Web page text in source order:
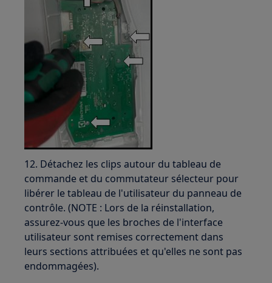
12. Détachez les clips autour du tableau de
commande et du commutateur sélecteur pour
libérer le tableau de l'utilisateur du panneau de
contrôle. (NOTE : Lors de la réinstallation,
assurez-vous que les broches de l'interface
utilisateur sont remises correctement dans
leurs sections attribuées et qu'elles ne sont pas
endommagées).